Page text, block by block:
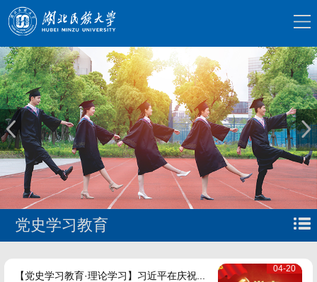
党史学习教育
【党史学习教育·理论学习】习近平在庆祝...
04-20